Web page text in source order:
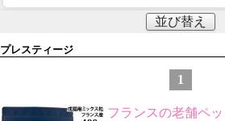
並び替え
プレスティージ
1
フランスの老舗ペ